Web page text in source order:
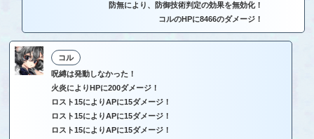
防無により、防御技術判定の効果を無効化！
コルのHPに8466のダメージ！
コル
呪縛は発動しなかった！
火炎によりHPに200ダメージ！
ロスト15によりAPに15ダメージ！
ロスト15によりAPに15ダメージ！
ロスト15によりAPに15ダメージ！